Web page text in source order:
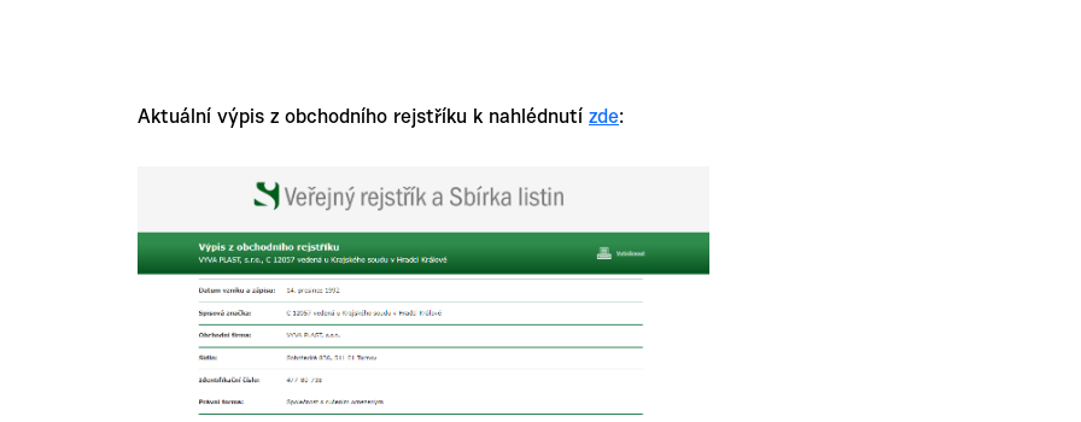
Aktuální výpis z obchodního rejstříku k nahlédnutí zde: